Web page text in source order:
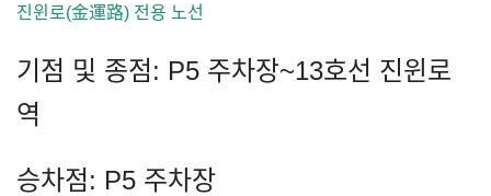
진윈로(金運路) 전용 노선
기점 및 종점: P5 주차장~13호선 진윈로
역
승차점: P5 주차장